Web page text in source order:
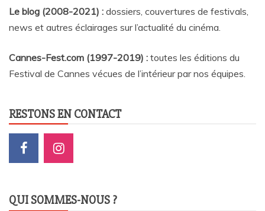
Le blog (2008-2021) : dossiers, couvertures de festivals,
news et autres éclairages sur l’actualité du cinéma
Cannes-Fest.com (1997-2019) : toutes les éditions du
Festival de Cannes vécues de l’intérieur par nos équipes.
RESTONS EN CONTACT
QUI SOMMES-NOUS ?